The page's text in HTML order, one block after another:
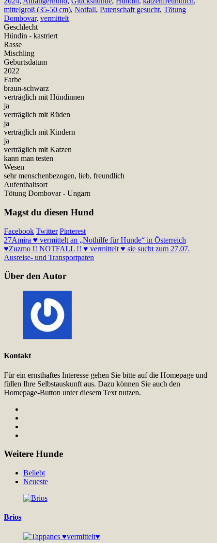
mittelgroß (35-50 cm), Notfall, Patenschaft gesucht, Tötung
Dombovar, vermittelt
Geschlecht
Hündin - kastriert
Rasse
Mischling
Geburtsdatum
2022
Farbe
braun-schwarz
verträglich mit Hündinnen
ja
verträglich mit Rüden
ja
verträglich mit Kindern
ja
verträglich mit Katzen
kann man testen
Wesen
sehr menschenbezogen, lieb, freundlich
Aufenthaltsort
Tötung Dombovar - Ungarn
Magst du diesen Hund
Facebook Twitter Pinterest
27Amira ♥ vermittelt an „Nothilfe für Hunde“ in Österreich
♥Zuzmo !! NOTFALL !! ♥ vermittelt ♥ sie sucht zum 27.07.
Ausreise- und Transportpaten
Über den Autor
Kontakt
Für ein ernsthaftes Interesse gehen Sie bitte auf die Homepage und
füllen Ihre Selbstauskunft aus. Dazu können Sie auch den
Homepage-Button unter diesem Text nutzen.
Weitere Hunde
Beliebt
Neueste
Brios